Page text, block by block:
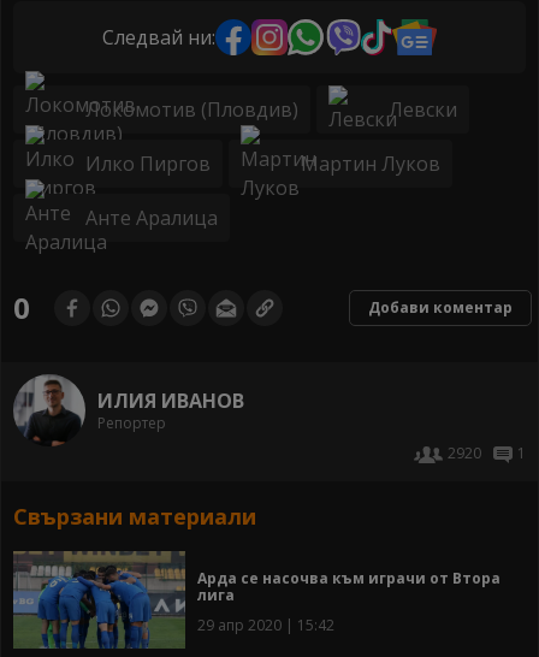
Следвай ни:
Локомотив (Пловдив) Левски
Илко Пиргов Мартин Луков
Анте Аралица
0 Добави коментар
ИЛИЯ ИВАНОВ
Репортер
2920
1
Свързани материали
Арда се насочва към играчи от Втора
лига
29 апр 2020 | 15:42